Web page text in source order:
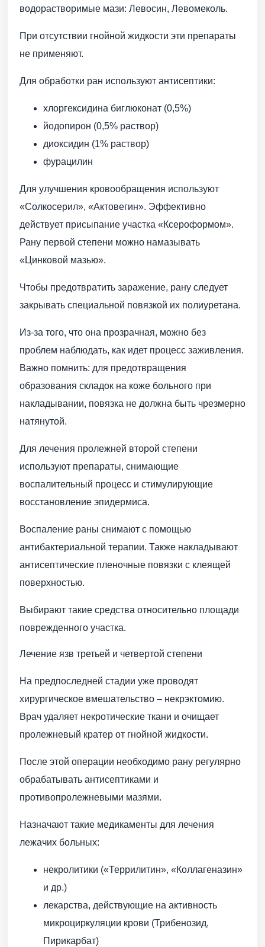
водорастворимые мази: Левосин, Левомеколь.
При отсутствии гнойной жидкости эти препараты
не применяют.
Для обработки ран используют антисептики:
хлоргексидина биглюконат (0,5%)
йодопирон (0,5% раствор)
диоксидин (1% раствор)
фурацилин
Для улучшения кровообращения используют
«Солкосерил», «Актовегин». Эффективно
действует присыпание участка «Ксероформом».
Рану первой степени можно намазывать
«Цинковой мазью».
Чтобы предотвратить заражение, рану следует
закрывать специальной повязкой их полиуретана.
Из-за того, что она прозрачная, можно без
проблем наблюдать, как идет процесс заживления.
Важно помнить: для предотвращения
образования складок на коже больного при
накладывании, повязка не должна быть чрезмерно
натянутой.
Для лечения пролежней второй степени
используют препараты, снимающие
воспалительный процесс и стимулирующие
восстановление эпидермиса.
Воспаление раны снимают с помощью
антибактериальной терапии. Также накладывают
антисептические пленочные повязки с клеящей
поверхностью.
Выбирают такие средства относительно площади
поврежденного участка.
Лечение язв третьей и четвертой степени
На предпоследней стадии уже проводят
хирургическое вмешательство – некрэктомию.
Врач удаляет некротические ткани и очищает
пролежневый кратер от гнойной жидкости.
После этой операции необходимо рану регулярно
обрабатывать антисептиками и
противопролежневыми мазями.
Назначают такие медикаменты для лечения
лежачих больных:
некролитики («Террилитин», «Коллагеназин»
и др.)
лекарства, действующие на активность
микроциркуляции крови (Трибенозид,
Пирикарбат)